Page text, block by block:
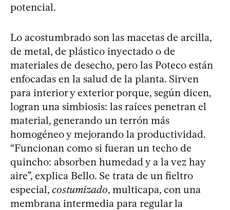
potencial.
Lo acostumbrado son las macetas de arcilla,
de metal, de plástico inyectado o de
materiales de desecho, pero las Poteco están
enfocadas en la salud de la planta. Sirven
para interior y exterior porque, según dicen,
logran una simbiosis: las raíces penetran el
material, generando un terrón más
homogéneo y mejorando la productividad.
“Funcionan como si fueran un techo de
quincho: absorben humedad y a la vez hay
aire”, explica Bello. Se trata de un fieltro
especial, costumizado, multicapa, con una
membrana intermedia para regular la